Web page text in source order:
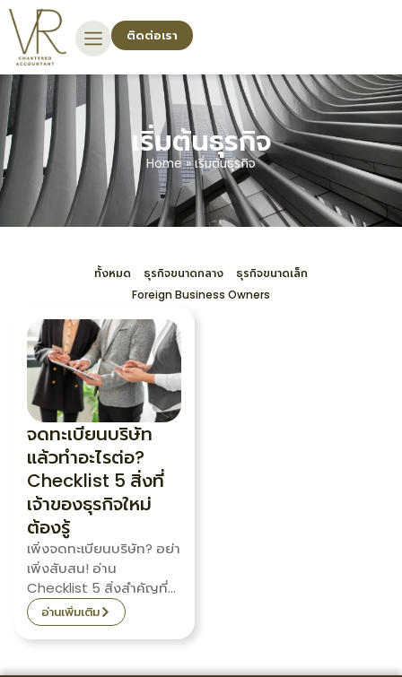
ติดต่อเรา
เริ่มต้นธุรกิจ
Home»เริ่มต้นธุรกิจ
ทั้งหมด ธุรกิจขนาดกลาง
ธุรกิจขนาดเล็ก
Foreign Business Owners
จดทะเบียนบริษัท
แล้วทำอะไรต่อ?
Checklist 5 สิ่งที่
เจ้าของธุรกิจใหม่
ต้องรู้
เพิ่งจดทะเบียนบริษัท? อย่า
เพิ่งสับสน! อ่าน
Checklist 5 สิ่งสำคัญที่
เจ้าของธุรกิจใหม่ต้องทำ
ต่อทันที ทั้งเรื่องบัญชี ภาษี
และประกันสังคม เพื่อเริ่ม
ต้นธุรกิจอย่างราบรื่น
อ่านเพิ่มเติม